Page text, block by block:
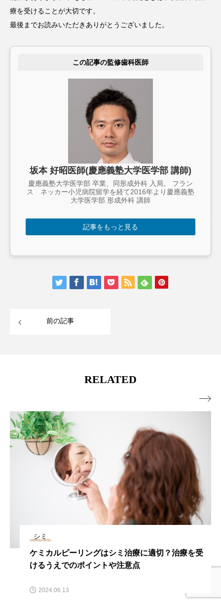
療を受けることが大切です。
最後までお読みいただきありがとうございました。
この記事の監修歯科医師
坂本 好昭医師(慶應義塾大学医学部 講師)
慶應義塾大学医学部 卒業、同形成外科 入局。 フラン
ス ネッカー小児病院留学を経て2016年より慶應義塾
大学医学部 形成外科 講師
記事をもっと見る
前の記事
RELATED
シミが増えたとき考えられる原因は？シミ
やすい人の特徴や予防法も併せて解説しま
